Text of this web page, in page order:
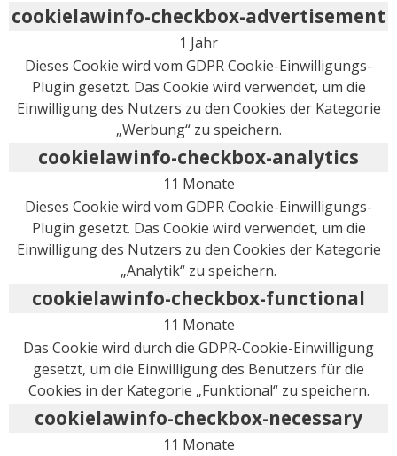
cookielawinfo-checkbox-advertisement
1 Jahr
Dieses Cookie wird vom GDPR Cookie-Einwilligungs-
Plugin gesetzt. Das Cookie wird verwendet, um die
Einwilligung des Nutzers zu den Cookies der Kategorie
„Werbung“ zu speichern.
cookielawinfo-checkbox-analytics
11 Monate
Dieses Cookie wird vom GDPR Cookie-Einwilligungs-
Plugin gesetzt. Das Cookie wird verwendet, um die
Einwilligung des Nutzers zu den Cookies der Kategorie
„Analytik“ zu speichern.
cookielawinfo-checkbox-functional
11 Monate
Das Cookie wird durch die GDPR-Cookie-Einwilligung
gesetzt, um die Einwilligung des Benutzers für die
Cookies in der Kategorie „Funktional“ zu speichern.
cookielawinfo-checkbox-necessary
11 Monate